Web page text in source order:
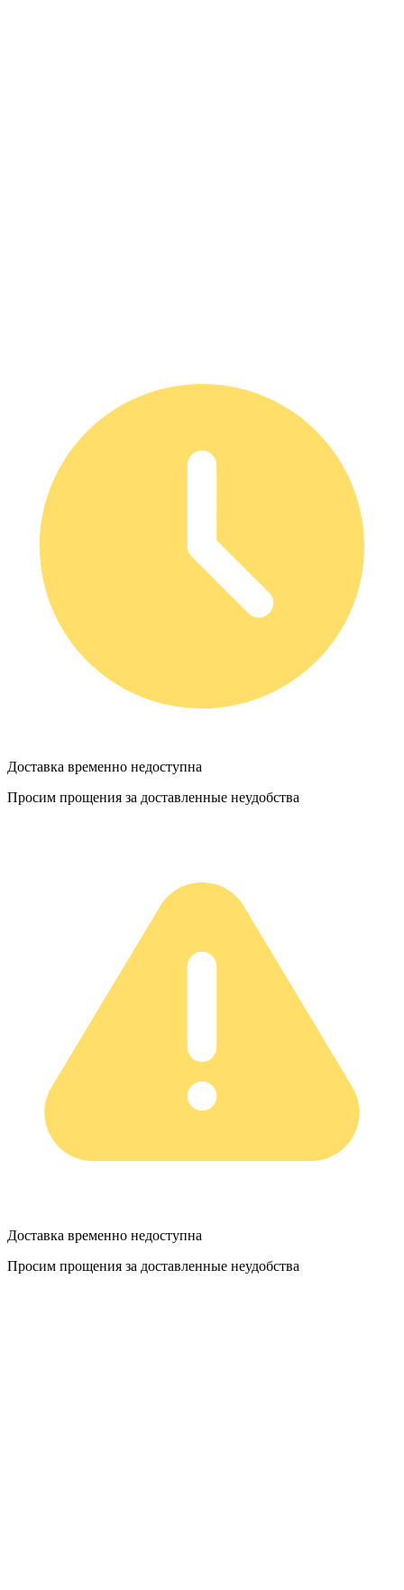
Доставка временно недоступна
Просим прощения за доставленные неудобства
Доставка временно недоступна
Просим прощения за доставленные неудобства